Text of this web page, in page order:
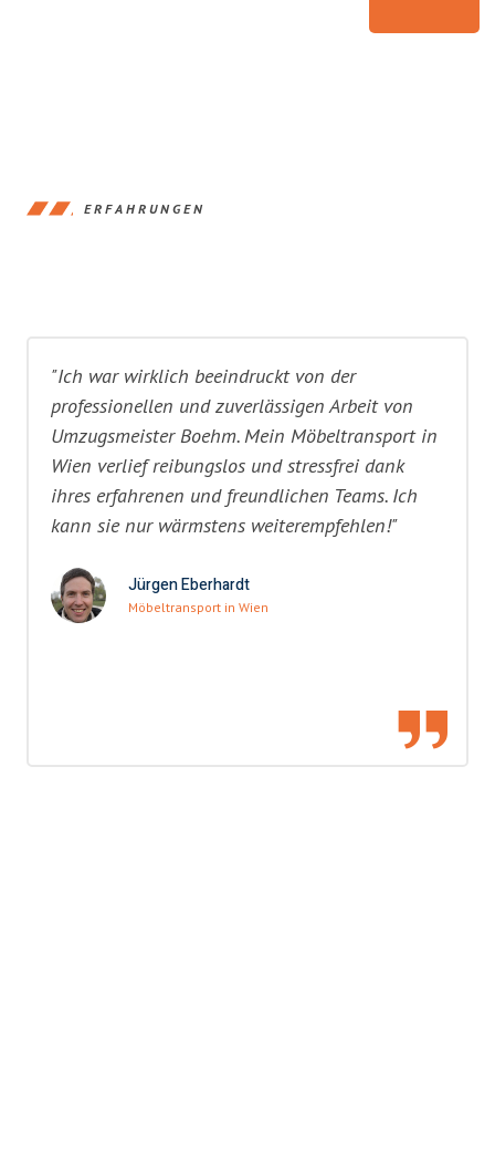
ERFAHRUNGEN
"Ich war wirklich beeindruckt von der
professionellen und zuverlässigen Arbeit von
Umzugsmeister Boehm. Mein Möbeltransport in
Wien verlief reibungslos und stressfrei dank
ihres erfahrenen und freundlichen Teams. Ich
kann sie nur wärmstens weiterempfehlen!"
Jürgen Eberhardt
Möbeltransport in Wien